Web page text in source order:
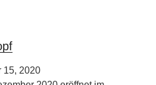
15, 2020